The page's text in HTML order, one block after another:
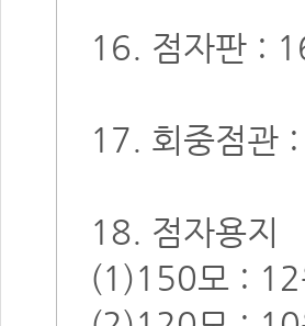
16. 점자판 :
17. 회중점관
18. 점자용지
(1)150모 :